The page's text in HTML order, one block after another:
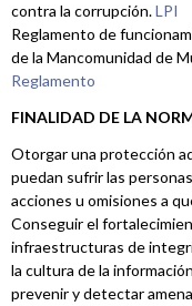
contra la corrupción.LPI
Reglamento de
de la Mancomunidad de
Reglamento
FINALIDAD DE LA
Otorgar una protección
puedan sufrir las
acciones u omisiones a
Conseguir el
infraestructuras de
la cultura de la
prevenir y detectar